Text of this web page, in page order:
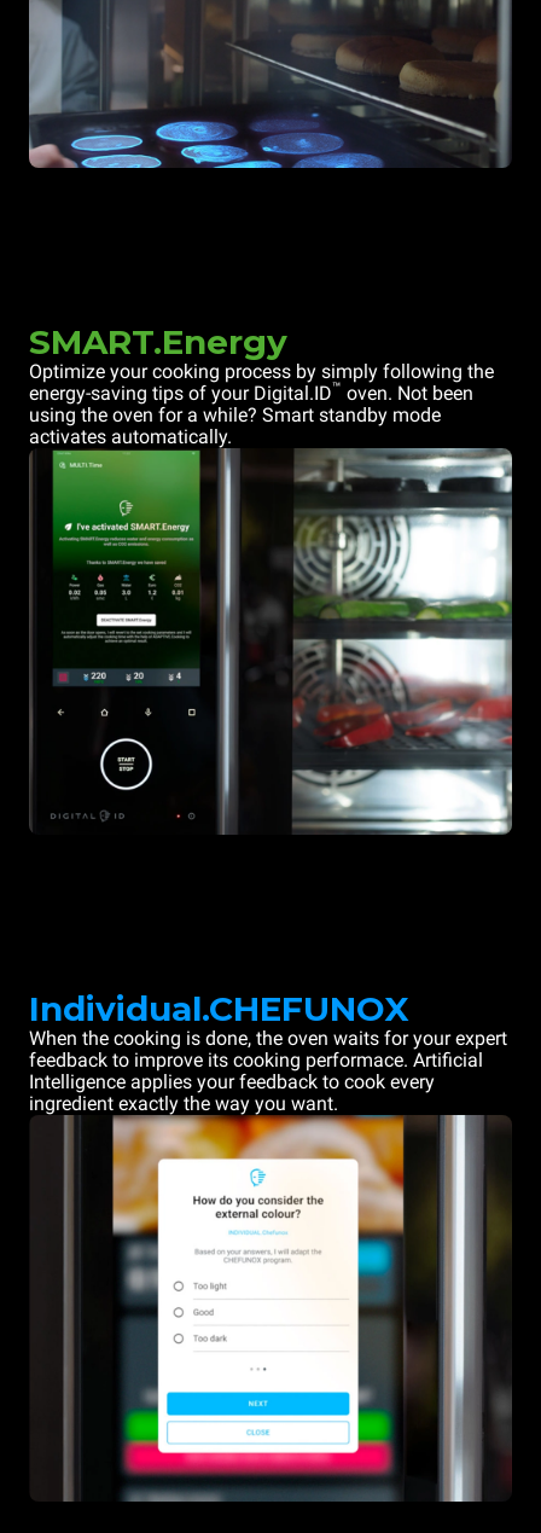
SMART.Energy
Optimize your cooking process by simply following the
energy-saving tips of your Digital.ID™ oven. Not been
using the oven for a while? Smart standby mode
activates automatically.
Individual.CHEFUNOX
When the cooking is done, the oven waits for your expert
feedback to improve its cooking performace. Artificial
Intelligence applies your feedback to cook every
ingredient exactly the way you want.